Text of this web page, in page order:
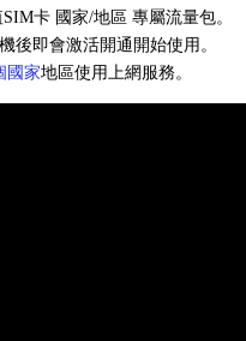
卡 國家/地區 專屬流量包。
後即會激活開通開始使用 。
國家地區使用上網服務。